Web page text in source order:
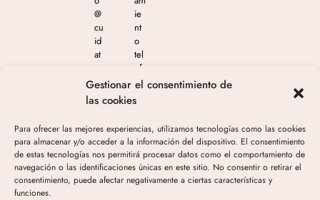
Gestionar el consentimiento de
las cookies
Para ofrecer las mejores experiencias, utilizamos tecnologías como las cookies
para almacenar y/o acceder a la información del dispositivo. El consentimiento
de estas tecnologías nos permitirá procesar datos como el comportamiento de
navegación o las identificaciones únicas en este sitio. No consentir o retirar el
consentimiento, puede afectar negativamente a ciertas características y
funciones.
@
cu
id
at
m
est
ca
.c
o
m
ie
nt
o
tel
ef
ón
en
65
4
04
4
05